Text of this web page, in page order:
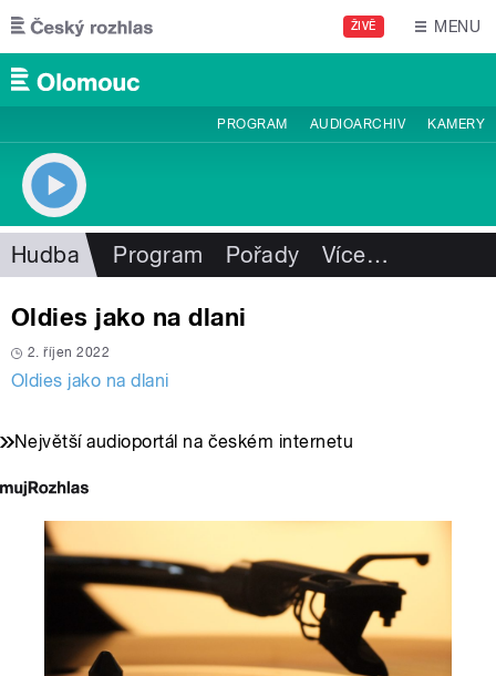
Přejít k hlavnímu obsahu
ŽIVĚ MENU
PROGRAM AUDIOARCHIV KAMERY
Hudba Program Pořady Více…
Oldies jako na dlani
2. říjen 2022
Oldies jako na dlani
Největší audioportál na českém internetu